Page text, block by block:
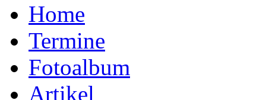
Home
Termine
Fotoalbum
Artikel